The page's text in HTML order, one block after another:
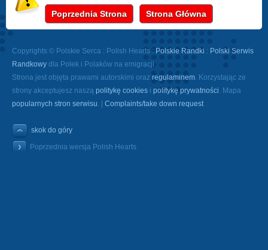
Poprzednia Strona Strona Główna
Copyrights © Polskie Serca : Polish Hearts : Polskie Randki : Polski Serwis
Randkowy dla Polek i Polaków na emigracji.
Strona jest objęta prawami autorskimi oraz regulaminem. Korzystając ze
strony akceptujesz naszą politykę cookies i politykę prywatności. Mapa
popularnych stron serwisu. | Complaints/take down request
skok do góry
Poprzednia wersja Polish Hearts